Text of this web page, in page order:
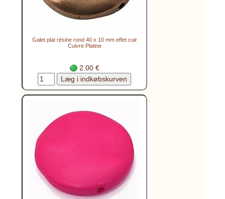
Galet plat résine rond 40 x 10 mm effet cuir
Cuivre Platine
2.00 €